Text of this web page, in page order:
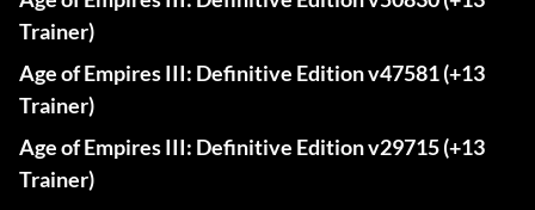
Trainer)
Age of Empires III: Definitive Edition v47581 (+13
Trainer)
Age of Empires III: Definitive Edition v29715 (+13
Trainer)